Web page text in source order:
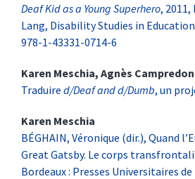
Deaf Kid as a Young Superhero, 2011,
Lang, Disability Studies in
978-1-43331-0714-6
Karen Meschia, Agnès Campredon
Traduire d/Deaf and d/Dumb, un
Karen Meschia
BÉGHAIN, Véronique (dir.), Quand
Great Gatsby. Le corps
Bordeaux : Presses Universitaires de